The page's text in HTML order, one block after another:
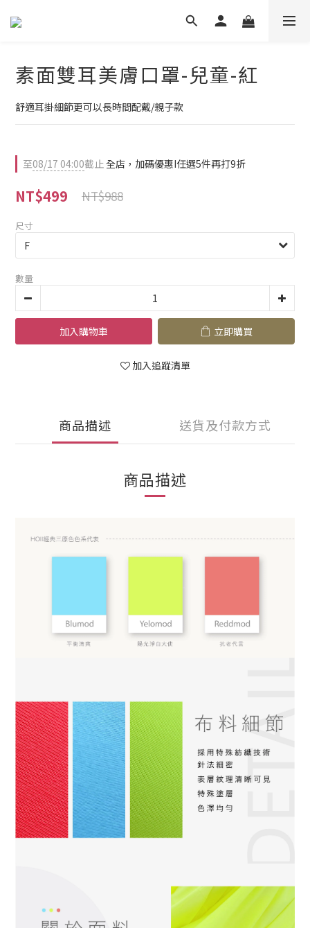
素面雙耳美膚口罩-兒童-紅
舒適耳掛細節更可以長時間配戴/親子款
至08/17 04:00截止全店，加碼優惠I任選5件再打9折
NT$499 NT$988
尺寸
數量
加入購物車 立即購買
加入追蹤清單
商品描述 送貨及付款方式
商品描述